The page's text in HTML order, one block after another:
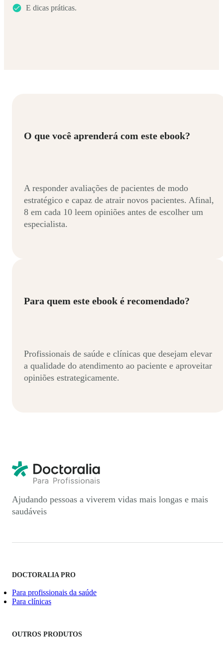
E dicas práticas.
O que você aprenderá com este ebook?
A responder avaliações de pacientes de modo
estratégico e capaz de atrair novos pacientes. Afinal,
8 em cada 10 leem opiniões antes de escolher um
especialista.
Para quem este ebook é recomendado?
Profissionais de saúde e clínicas que desejam elevar
a qualidade do atendimento ao paciente e aproveitar
opiniões estrategicamente.
Ajudando pessoas a viverem vidas mais longas e mais
saudáveis
DOCTORALIA PRO
Para profissionais da saúde
Para clínicas
OUTROS PRODUTOS